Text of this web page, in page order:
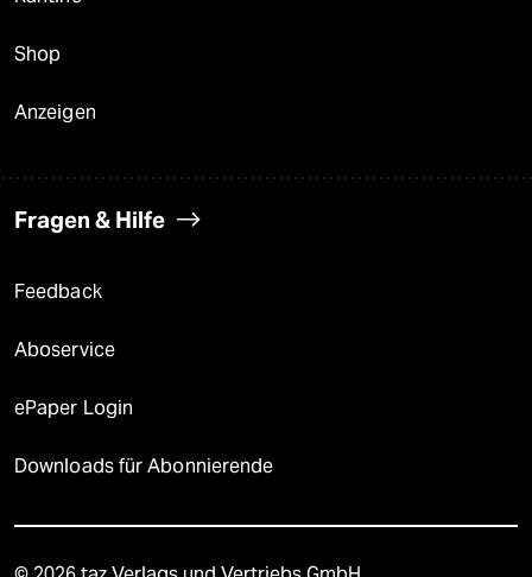
Shop
Anzeigen
Fragen & Hilfe
Feedback
Aboservice
ePaper Login
Downloads für Abonnierende